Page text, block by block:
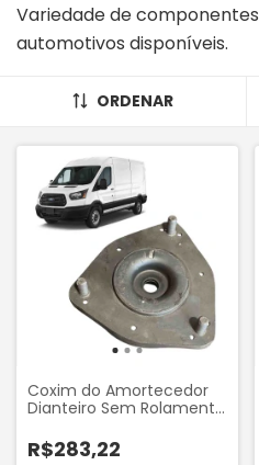
Variedade de componentes
automotivos disponíveis.
ORDENAR
Coxim do Amortecedor
Dianteiro Sem Rolamento
2014 Camprisma 1315
R$283,22